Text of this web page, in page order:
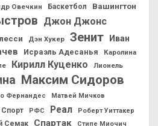
Овечкин Баскетбол
Вашингтон
Джон Джонс
Дэн Хукер Зенит
Иван
Исраэль Адесанья
Каролина
Кирилл Куценко
Лионель
Максим Сидоров
Фернандес Матвей Мичков
Спорт РФС Реал Роберт Уиттакер
Семак Спартак Стипе Миочич